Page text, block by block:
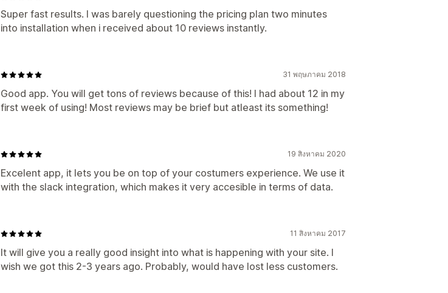
Super fast results. I was barely questioning the pricing plan two minutes
into installation when i received about 10 reviews instantly.
31 พฤษภาคม 2018
Good app. You will get tons of reviews because of this! I had about 12 in my
first week of using! Most reviews may be brief but atleast its something!
19 สิงหาคม 2020
Excelent app, it lets you be on top of your costumers experience. We use it
with the slack integration, which makes it very accesible in terms of data.
11 สิงหาคม 2017
It will give you a really good insight into what is happening with your site. I
wish we got this 2-3 years ago. Probably, would have lost less customers.